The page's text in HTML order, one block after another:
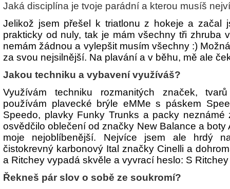
Jaká disciplína je tvoje parádní a kterou musíš
Jelikož jsem přešel k triatlonu z hokeje a začal
prakticky od nuly, tak je mám všechny tři zhruba
nemám žádnou a vylepšit musím všechny :)
za svou nejsilnější. Na plavání a v běhu, mě ale
Jakou techniku a vybavení využíváš?
Využívám techniku rozmanitých značek,
používám plavecké brýle eMMe s páskem
Speedo, plavky Funky Trunks a packy
osvědčilo oblečení od značky New Balance a boty
moje nejoblíbenější. Nejvíce jsem ale hrdý
čistokrevný karbonový Ital značky Cinelli a
a Ritchey vypadá skvěle a vyvrací heslo: S
Řekneš pár slov o sobě ze soukromí?